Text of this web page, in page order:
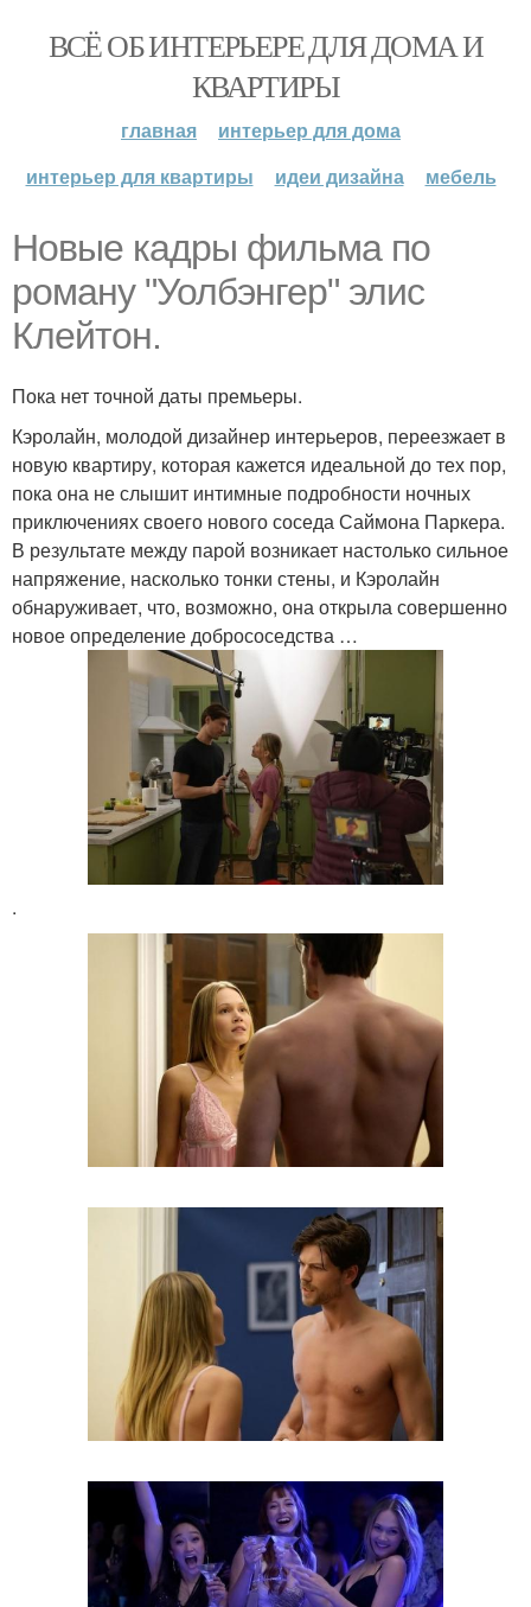
ВСЁ ОБ ИНТЕРЬЕРЕ ДЛЯ ДОМА И
КВАРТИРЫ
главная
интерьер для дома
интерьер для квартиры
идеи дизайна мебель
Новые кадры фильма по
роману "Уолбэнгер" элис
Клейтон.
Пока нет точной даты премьеры.
Кэролайн, молодой дизайнер интерьеров, переезжает в
новую квартиру, которая кажется идеальной до тех пор,
пока она не слышит интимные подробности ночных
приключениях своего нового соседа Саймона Паркера.
В результате между парой возникает настолько сильное
напряжение, насколько тонки стены, и Кэролайн
обнаруживает, что, возможно, она открыла совершенно
новое определение добрососедства …
.